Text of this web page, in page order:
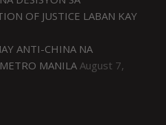
OF JUSTICE LABAN KAY
ANTI-CHINA NA
MANILA August 7,